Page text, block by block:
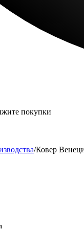
покупки
/Ковер